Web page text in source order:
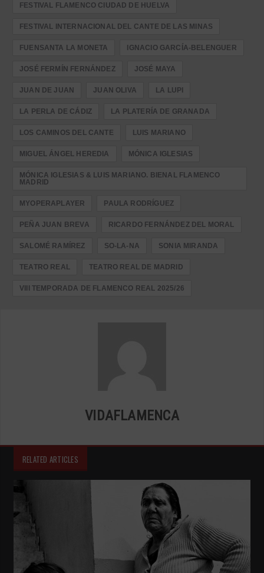
FESTIVAL FLAMENCO CIUDAD DE HUELVA
FESTIVAL INTERNACIONAL DEL CANTE DE LAS MINAS
FUENSANTA LA MONETA IGNACIO GARCÍA-BELENGUER
JOSÉ FERMÍN FERNÁNDEZ JOSÉ MAYA
JUAN DE JUAN JUAN OLIVA LA LUPI
LA PERLA DE CÁDIZ LA PLATERÍA DE GRANADA
LOS CAMINOS DEL CANTE LUIS MARIANO
MIGUEL ÁNGEL HEREDIA MÓNICA IGLESIAS
MÓNICA IGLESIAS & LUIS MARIANO. BIENAL FLAMENCO
MADRID
MYOPERAPLAYER PAULA RODRÍGUEZ
PEÑA JUAN BREVA RICARDO FERNÁNDEZ DEL MORAL
SALOMÉ RAMÍREZ SO-LA-NA SONIA MIRANDA
TEATRO REAL TEATRO REAL DE MADRID
VIII TEMPORADA DE FLAMENCO REAL 2025/26
VIDAFLAMENCA
RELATED ARTICLES